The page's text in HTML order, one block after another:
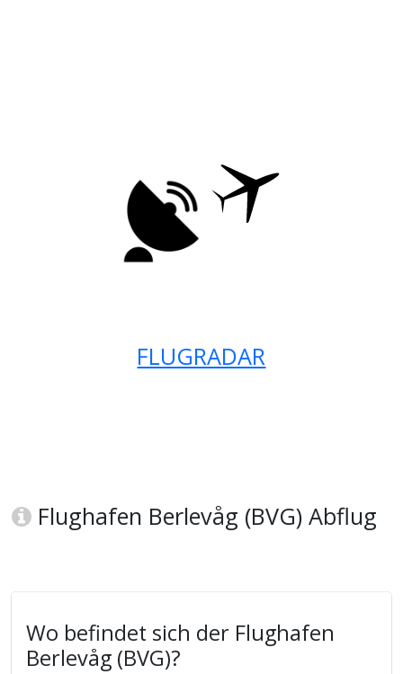
FLUGRADAR
Flughafen Berlevåg (BVG) Abflug
Wo befindet sich der Flughafen
Berlevåg (BVG)?